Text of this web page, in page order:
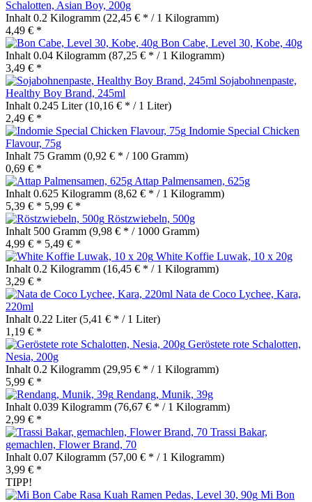
Schalotten, Asian Boy, 200g
Inhalt 0.2 Kilogramm (22,45 € * / 1 Kilogramm)
4,49 € *
Bon Cabe, Level 30, Kobe, 40g
Inhalt 0.04 Kilogramm (87,25 € * / 1 Kilogramm)
3,49 € *
Sojabohnenpaste,
Healthy Boy Brand, 245ml
Inhalt 0.245 Liter(10,16 € * / 1 Liter)
2,49 € *
Indomie Special Chicken
Flavour, 75g
Inhalt 75 Gramm (0,92 € * / 100 Gramm)
0,69 € *
Attap Palmensamen, 625g
Inhalt 0.625 Kilogramm (8,62 € * / 1 Kilogramm)
5,39 € * 5,99 € *
Röstzwiebeln, 500g
Inhalt 500 Gramm (9,98 € * / 1000 Gramm)
4,99 € * 5,49 € *
White Koffie Luwak, 10 x 20g
Inhalt 0.2 Kilogramm (16,45 € * / 1 Kilogramm)
3,29 € *
Nata de Coco Lychee, Kara,
220ml
Inhalt 0.22 Liter(5,41 € * / 1 Liter)
1,19 € *
Geröstete rote Schalotten,
Nesia, 200g
Inhalt 0.2 Kilogramm (29,95 € * / 1 Kilogramm)
5,99 € *
Rendang, Munik, 39g
Inhalt 0.039 Kilogramm (76,67 € * / 1 Kilogramm)
2,99 € *
Trassi Bakar,
gemachlen, Flower Brand, 70
Inhalt 0.07 Kilogramm (57,00 € * / 1 Kilogramm)
3,99 € *
TIPP!
Mi Bon